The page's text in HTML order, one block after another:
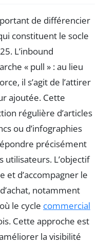
de différencier
constituent le socle
L’inbound
« pull » : au lieu
il s’agit de l’attirer
ajoutée. Cette
régulière d’articles
ou d’infographies
précisément
utilisateurs. L’objectif
et d’accompagner le
notamment
le cycle commercial
Cette approche est
la visibilité